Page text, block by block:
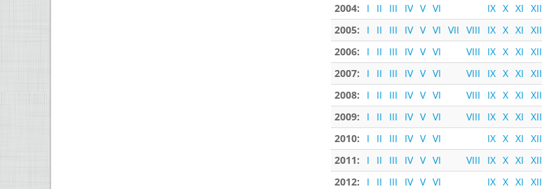
2004:
I II III IV V VI IX X XI XII
2005:
I II III IV V VI VII VIII IX X XI XII
2006:
I II III IV V VI VIII IX X XI XII
2007:
I II III IV V VI VIII IX X XI XII
2008:
I II III IV V VI VIII IX X XI XII
2009:
I II III IV V VI VIII IX X XI XII
2010:
I II III IV V VI IX X XI XII
2011:
I II III IV V VI VIII IX X XI XII
2012:
I II III IV V VI IX X XI XII